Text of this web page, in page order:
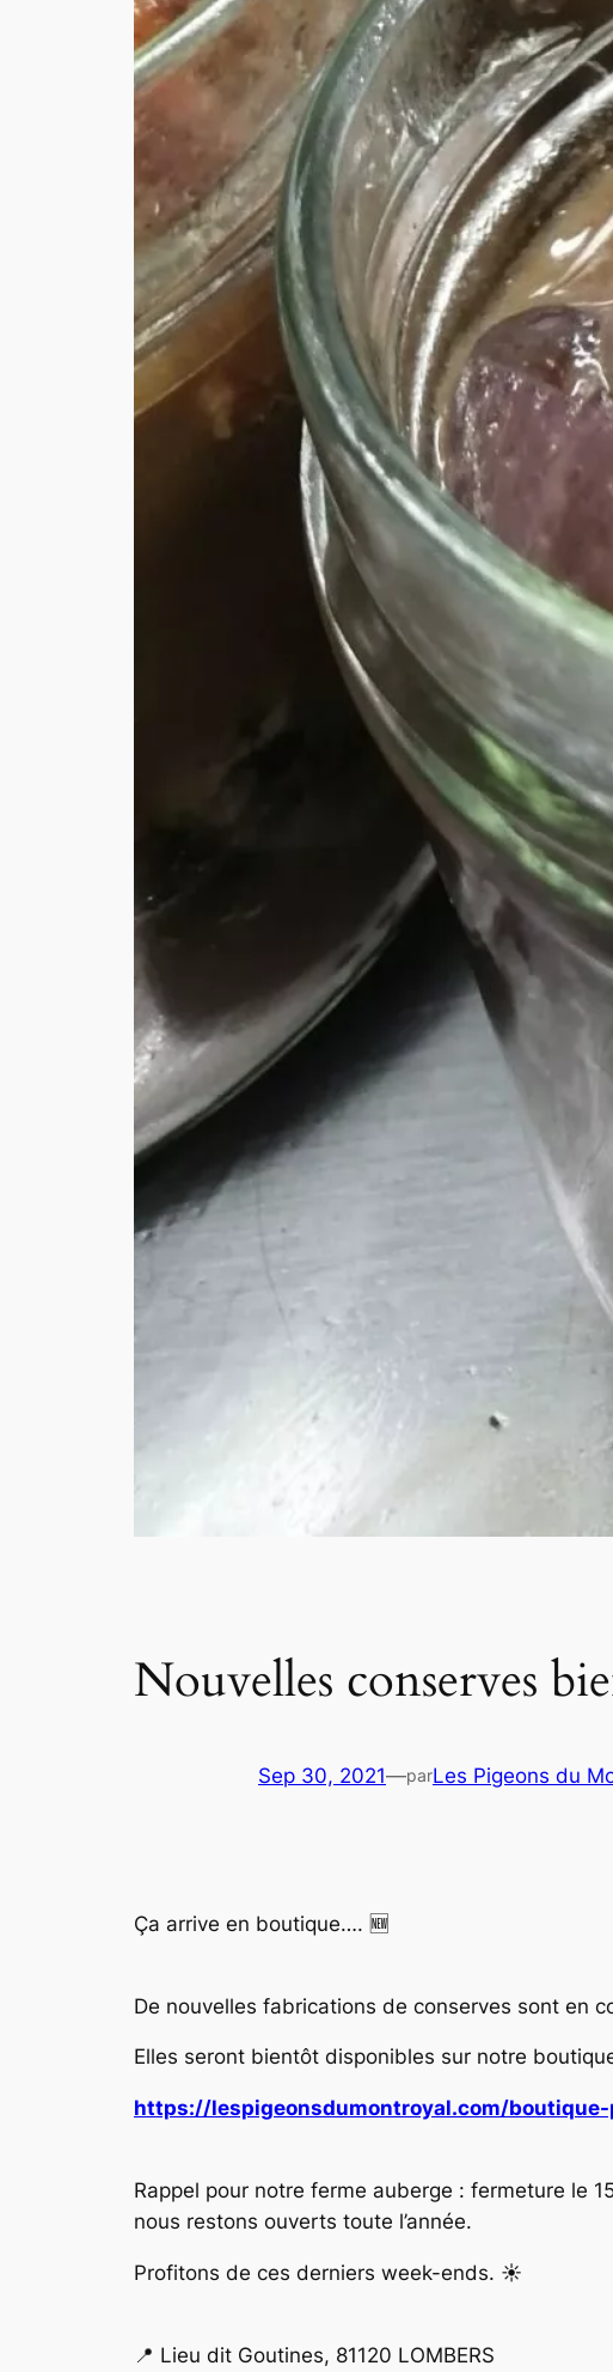
Nouvelles conserves
Sep 30, 2021—parLes Pigeons du
Ça arrive en boutique…. 🆕
De nouvelles fabrications de conserves sont en
Elles seront bientôt disponibles sur notre
https://lespigeonsdumontroyal.com/
Rappel pour notre ferme auberge : fermeture le
nous restons ouverts toute l’année.
Profitons de ces derniers week-ends. ☀️
📍 Lieu dit Goutines, 81120 LOMBERS